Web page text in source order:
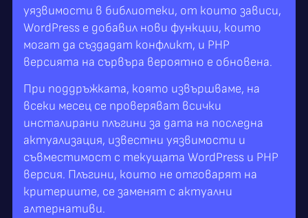
уязвимости в библиотеки, от които зависи,
WordPress е добавил нови функции, които
могат да създадат конфликт, и PHP
версията на сървъра вероятно е обновена.
При поддръжката, която извършваме, на
всеки месец се проверяват всички
инсталирани плъгини за дата на последна
актуализация, известни уязвимости и
съвместимост с текущата WordPress и PHP
версия. Плъгини, които не отговарят на
критериите, се заменят с актуални
алтернативи.